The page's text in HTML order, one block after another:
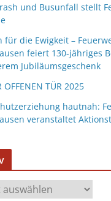
und Busunfall stellt
für die Ewigkeit –
feiert 130-jähriges
Jubiläumsgeschenk
OFFENEN TÜR 2025
hautnah:
veranstaltet